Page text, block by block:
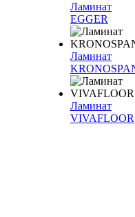
Ламинат
EGGER
Ламинат
Ламинат
VIVAFLOOR